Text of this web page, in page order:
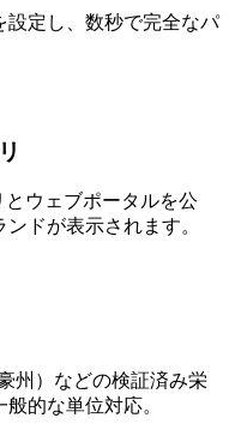
設定し、数秒で完全なパ
とウェブポータルを公
ドが表示されます。
州）などの検証済み栄
的な単位対応。